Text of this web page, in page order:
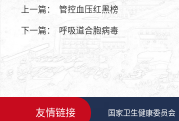
上一篇： 管控血压红黑榜
下一篇： 呼吸道合胞病毒
友情链接 国家卫生健康委员会